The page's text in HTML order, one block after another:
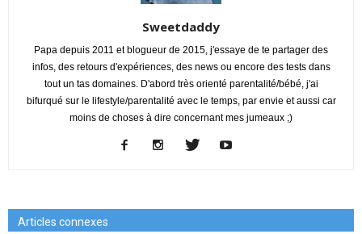
Sweetdaddy
Papa depuis 2011 et blogueur de 2015, j'essaye de te partager des
infos, des retours d'expériences, des news ou encore des tests dans
tout un tas domaines. D'abord très orienté parentalité/bébé, j'ai
bifurqué sur le lifestyle/parentalité avec le temps, par envie et aussi car
moins de choses à dire concernant mes jumeaux ;)
Articles connexes